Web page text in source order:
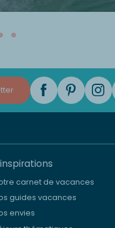
carnet de vacances
guides vacances
envies